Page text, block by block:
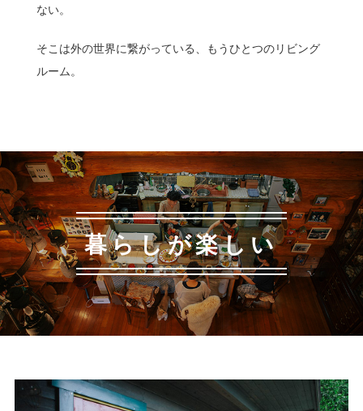
ない。
そこは外の世界に繋がっている、もうひとつのリビング
ルーム。
暮らしが楽しい